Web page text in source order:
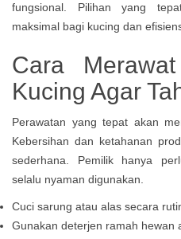
fungsional. Pilihan yang
maksimal bagi kucing dan
Cara
Kucing Agar
Perawatan yang tepat akan
Kebersihan dan ketahanan
sederhana. Pemilik hanya
selalu nyaman digunakan.
Cuci sarung atau alas secara
Gunakan deterjen ramah hewan